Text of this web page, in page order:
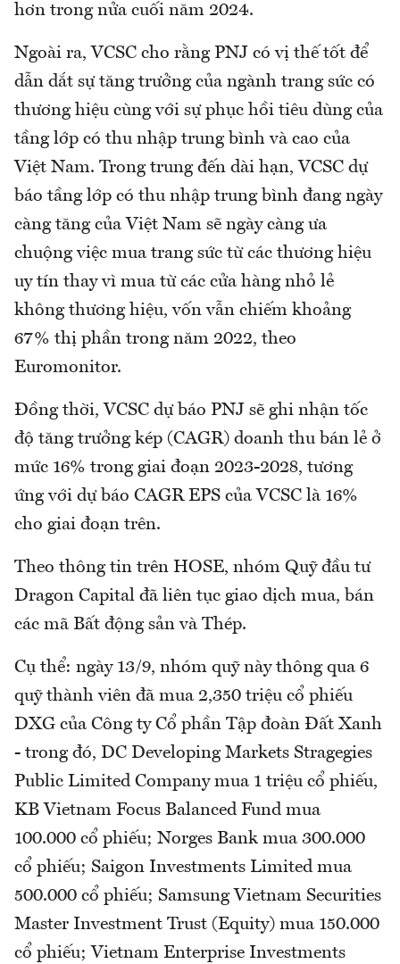
hơn trong nửa cuối năm 2024.
Ngoài ra, VCSC cho rằng PNJ có vị thế tốt để
dẫn dắt sự tăng trưởng của ngành trang sức có
thương hiệu cùng với sự phục hồi tiêu dùng của
tầng lớp có thu nhập trung bình và cao của
Việt Nam. Trong trung đến dài hạn, VCSC dự
báo tầng lớp có thu nhập trung bình đang ngày
càng tăng của Việt Nam sẽ ngày càng ưa
chuộng việc mua trang sức từ các thương hiệu
uy tín thay vì mua từ các cửa hàng nhỏ lẻ
không thương hiệu, vốn vẫn chiếm khoảng
67% thị phần trong năm 2022, theo
Euromonitor.
Đồng thời, VCSC dự báo PNJ sẽ ghi nhận tốc
độ tăng trưởng kép (CAGR) doanh thu bán lẻ ở
mức 16% trong giai đoạn 2023-2028, tương
ứng với dự báo CAGR EPS của VCSC là 16%
cho giai đoạn trên.
Theo thông tin trên HOSE, nhóm Quỹ đầu tư
Dragon Capital đã liên tục giao dịch mua, bán
các mã Bất động sản và Thép.
Cụ thể: ngày 13/9, nhóm quỹ này thông qua 6
quỹ thành viên đã mua 2,350 triệu cổ phiếu
DXG của Công ty Cổ phần Tập đoàn Đất Xanh
- trong đó, DC Developing Markets Stragegies
Public Limited Company mua 1 triệu cổ phiếu,
KB Vietnam Focus Balanced Fund mua
100.000 cổ phiếu; Norges Bank mua 300.000
cổ phiếu; Saigon Investments Limited mua
500.000 cổ phiếu; Samsung Vietnam Securities
Master Investment Trust (Equity) mua 150.000
cổ phiếu; Vietnam Enterprise Investments